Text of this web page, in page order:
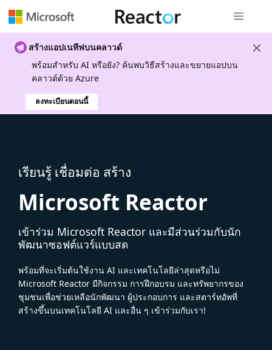
สร้างแอปเนทีฟบนคลาวด์
พร้อมสําหรับ AI หรือยัง? ค้นพบวิธีสร้างและขยายแอปบน
คลาวด์ด้วย Azure
ลงทะเบียนตอนนี้
เรียนรู้ เชื่อมต่อ สร้าง
Microsoft Reactor
เข้าร่วม Microsoft Reactor และมีส่วนร่วมกับนัก
พัฒนาซอฟต์แวร์แบบสด
พร้อมที่จะเริ่มต้นใช้งาน AI และเทคโนโลยีล่าสุดหรือไม่
Microsoft Reactor มีกิจกรรม การฝึกอบรม และทรัพยากรของ
ชุมชนเพื่อช่วยเหลือนักพัฒนา ผู้ประกอบการ และสตาร์ทอัพที่
สร้างขึ้นบนเทคโนโลยี AI และอื่น ๆ เข้าร่วมกับเรา!